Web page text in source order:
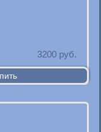
3200 руб.